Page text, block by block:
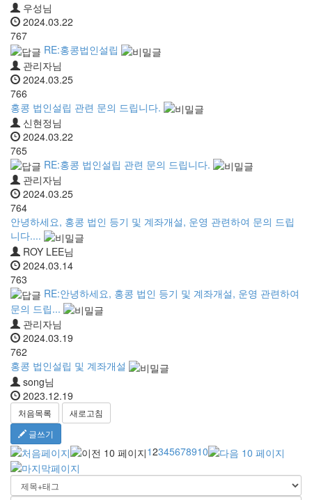
우성님
2024.03.22
767
RE:홍콩법인설립
관리자님
2024.03.25
766
홍콩 법인설립 관련 문의 드립니다.
신현정님
2024.03.22
765
RE:홍콩 법인설립 관련 문의 드립니다.
관리자님
2024.03.25
764
안녕하세요, 홍콩 법인 등기 및 계좌개설, 운영 관련하여 문의 드립
니다....
ROY LEE님
2024.03.14
763
RE:안녕하세요, 홍콩 법인 등기 및 계좌개설, 운영 관련하여
문의 드립...
관리자님
2024.03.19
762
홍콩 법인설립 및 계좌개설
song님
2023.12.19
처음목록
새로고침
글쓰기
12345678910